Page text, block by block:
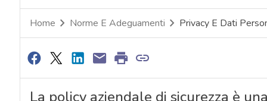
Home Norme E Adeguamenti Privacy E Dati
La policy aziendale di sicurezza è